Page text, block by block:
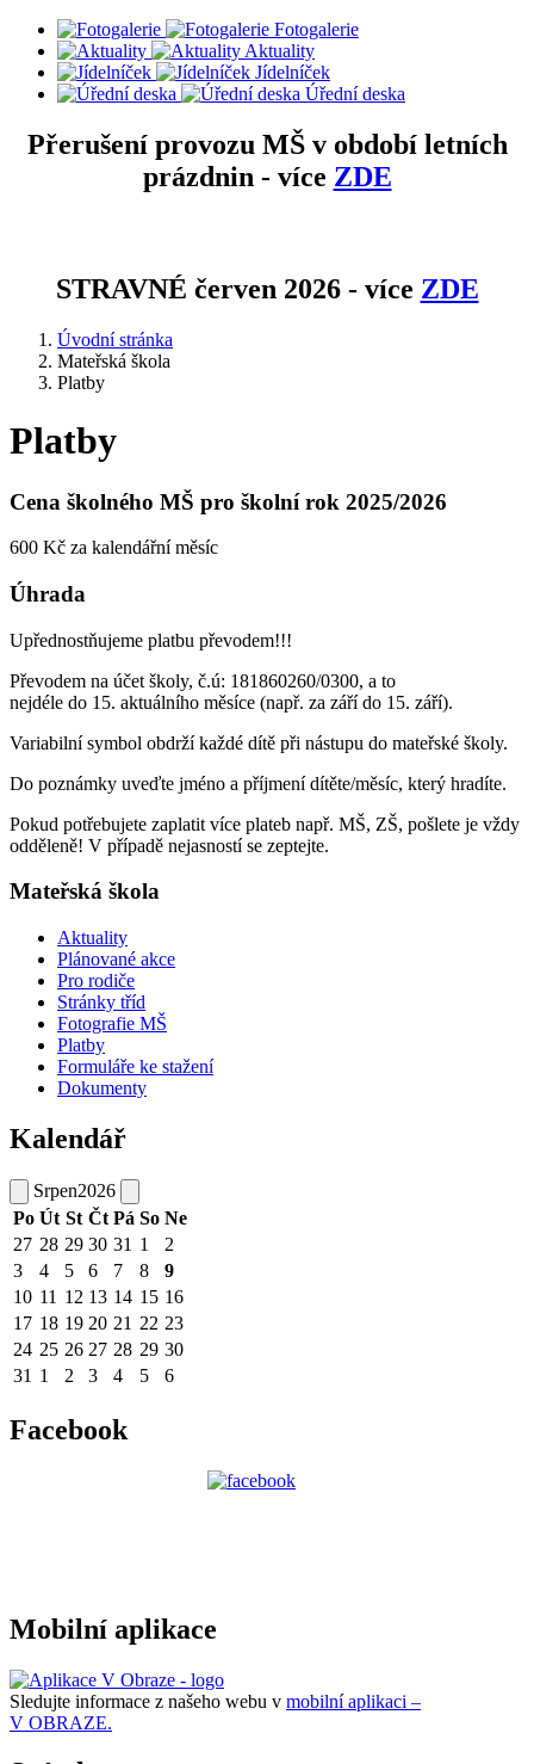
Fotogalerie
Aktuality
Jídelníček
Úřední deska
Přerušení provozu MŠ v období letních
prázdnin - více ZDE
STRAVNÉ červen 2026 - více ZDE
Úvodní stránka
Mateřská škola
Platby
Platby
Cena školného MŠ pro školní rok 2025/2026
600 Kč za kalendářní měsíc
Úhrada
Upřednostňujeme platbu převodem!!!
Převodem na účet školy, č.ú: 181860260/0300, a to
nejdéle do 15. aktuálního měsíce (např. za září do 15. září).
Variabilní symbol obdrží každé dítě při nástupu do mateřské školy.
Do poznámky uveďte jméno a příjmení dítěte/měsíc, který hradíte.
Pokud potřebujete zaplatit více plateb např. MŠ, ZŠ, pošlete je vždy
odděleně! V případě nejasností se zeptejte.
Mateřská škola
Aktuality
Plánované akce
Pro rodiče
Stránky tříd
Fotografie MŠ
Platby
Formuláře ke stažení
Dokumenty
Kalendář
Srpen2026
Po Út St Čt Pá So Ne
27 28 29 30 31 1
2
3
4 5 6 7 8
9
10 11 12 13 14 15 16
17 18 19 20 21 22 23
24 25 26 27 28 29 30
31 1 2 3 4 5 6
Facebook
Mobilní aplikace
Sledujte informace z našeho webu v mobilní aplikaci –
V OBRAZE.